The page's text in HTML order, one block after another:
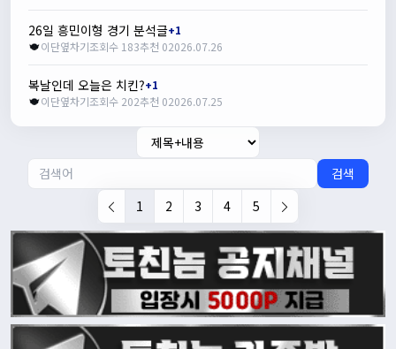
26일 흥민이형 경기 분석글+1
이단옆차기조회수 183추천 02026.07.26
복날인데 오늘은 치킨?+1
이단옆차기조회수 202추천 02026.07.25
검색
1
2 3 4 5